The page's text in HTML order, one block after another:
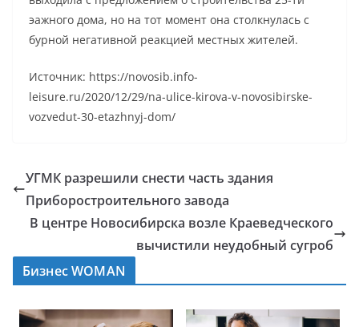
эажного дома, но на тот момент она столкнулась с
бурной негативной реакцией местных жителей.
Источник: https://novosib.info-
leisure.ru/2020/12/29/na-ulice-kirova-v-novosibirske-
vozvedut-30-etazhnyj-dom/
УГМК разрешили снести часть здания
Приборостроительного завода
В центре Новосибирска возле Краеведческого
вычистили неудобный сугроб
Бизнес WOMAN